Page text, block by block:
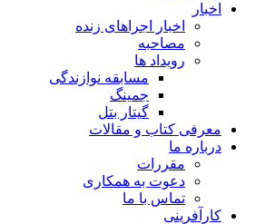
اخبار
اخبار اجراهای زنده
مصاحبه
رویداد ها
مسابقه نوازندگی
جمینگ
گیتار بتل
معرفی کتاب و مقالات
درباره ما
مقررات
دعوت به همکاری
تماس با ما
کارآفرینی